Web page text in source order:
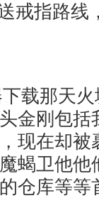
指路线
载那天火
金刚包括
现在却被
蝎卫他他
仓库等等